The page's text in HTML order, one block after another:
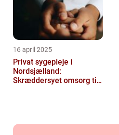
16 april 2025
Privat sygepleje i
Nordsjælland:
Skræddersyet omsorg til